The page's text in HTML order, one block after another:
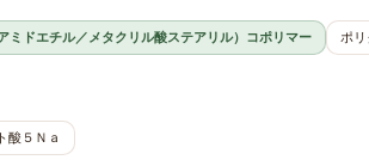
ミドエチル／メタクリル酸ステアリル）コポリマー ポ
酸５Ｎａ